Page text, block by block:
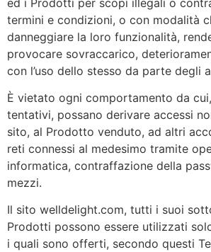
termini e condizioni, o con modalità
danneggiare la loro funzionalità,
provocare sovraccarico,
con l’uso dello stesso da parte degli
È vietato ogni comportamento da
tentativi, possano derivare accessi
sito, al Prodotto venduto, ad altri
reti connessi al medesimo tramite
informatica, contraffazione della
mezzi.
Il sito welldelight.com, tutti i suoi
Prodotti possono essere utilizzati
i quali sono offerti, secondo questi